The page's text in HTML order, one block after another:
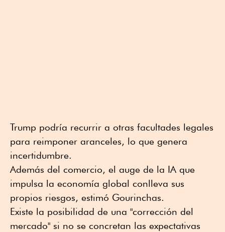
Trump podría recurrir a otras facultades legales
para reimponer aranceles, lo que genera
incertidumbre.
Además del comercio, el auge de la IA que
impulsa la economía global conlleva sus
propios riesgos, estimó Gourinchas.
Existe la posibilidad de una "corrección del
mercado" si no se concretan las expectativas